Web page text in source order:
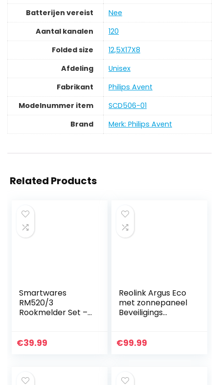
Batterijen vereist
‎Nee
Aantal kanalen
‎120
Folded size
‎12,5X17X8
Afdeling
‎Unisex
Fabrikant
‎Philips Avent
Modelnummer item
‎SCD506-01
Brand
Merk: Philips Avent
Related Products
Smartwares
RM520/3
Rookmelder Set –
standaard
€39.99
Reolink Argus Eco
met zonnepaneel
Beveiligings
Draadloze
€99.99